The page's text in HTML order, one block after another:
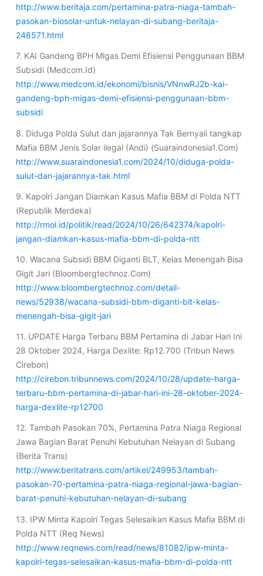
http://www.beritaja.com/pertamina-patra-niaga-tambah-
pasokan-biosolar-untuk-nelayan-di-subang-beritaja-
248571.html
7. KAI Gandeng BPH Migas Demi Efisiensi Penggunaan BBM
Subsidi (Medcom.Id)
http://www.medcom.id/ekonomi/bisnis/VNnwRJ2b-kai-
gandeng-bph-migas-demi-efisiensi-penggunaan-bbm-
subsidi
8. Diduga Polda Sulut dan jajarannya Tak Bernyali tangkap
Mafia BBM Jenis Solar ilegal (Andi) (Suaraindonesia1.Com)
http://www.suaraindonesia1.com/2024/10/diduga-polda-
sulut-dan-jajarannya-tak.html
9. Kapolri Jangan Diamkan Kasus Mafia BBM di Polda NTT
(Republik Merdeka)
http://rmol.id/politik/read/2024/10/26/642374/kapolri-
jangan-diamkan-kasus-mafia-bbm-di-polda-ntt
10. Wacana Subsidi BBM Diganti BLT, Kelas Menengah Bisa
Gigit Jari (Bloombergtechnoz.Com)
http://www.bloombergtechnoz.com/detail-
news/52938/wacana-subsidi-bbm-diganti-blt-kelas-
menengah-bisa-gigit-jari
11. UPDATE Harga Terbaru BBM Pertamina di Jabar Hari Ini
28 Oktober 2024, Harga Dexlite: Rp12.700 (Tribun News
Cirebon)
http://cirebon.tribunnews.com/2024/10/28/update-harga-
terbaru-bbm-pertamina-di-jabar-hari-ini-28-oktober-2024-
harga-dexlite-rp12700
12. Tambah Pasokan 70%, Pertamina Patra Niaga Regional
Jawa Bagian Barat Penuhi Kebutuhan Nelayan di Subang
(Berita Trans)
http://www.beritatrans.com/artikel/249953/tambah-
pasokan-70-pertamina-patra-niaga-regional-jawa-bagian-
barat-penuhi-kebutuhan-nelayan-di-subang
13. IPW Minta Kapolri Tegas Selesaikan Kasus Mafia BBM di
Polda NTT (Req News)
http://www.reqnews.com/read/news/81082/ipw-minta-
kapolri-tegas-selesaikan-kasus-mafia-bbm-di-polda-ntt